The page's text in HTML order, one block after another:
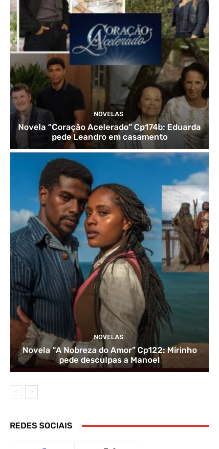
NOVELAS
Novela “Coração Acelerado” Cp174b: Eduarda
pede Leandro em casamento
NOVELAS
Novela “A Nobreza do Amor” Cp122: Mirinho
pede desculpas a Manoel
REDES SOCIAIS